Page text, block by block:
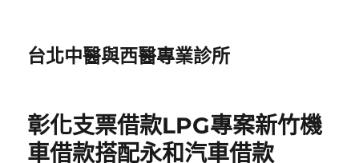
台北中醫與西醫專業診所
彰化支票借款LPG專案新竹機
車借款搭配永和汽車借款